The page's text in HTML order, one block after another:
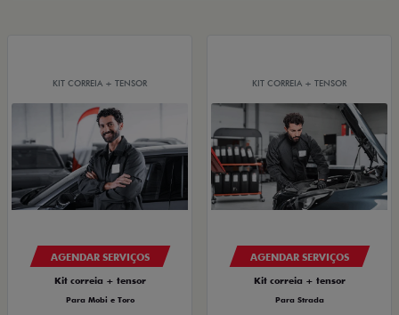
KIT CORREIA + TENSOR
AGENDAR SERVIÇOS
Kit correia + tensor
Para Mobi e Toro
KIT CORREIA + TENSOR
AGENDAR SERVIÇOS
Kit correia + tensor
Para Strada